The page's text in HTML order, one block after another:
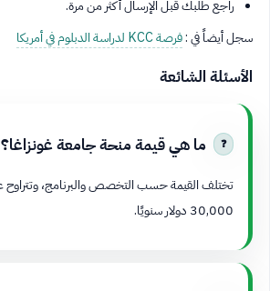
راجع طلبك قبل الإرسال أكثر من مرة.
سجل أيضاً في :فرصة KCC لدراسة الدبلوم في أمريكا
الأسئلة الشائعة
ما هي قيمة منحة جامعة غونزاغا؟
30,000 دولار سنويًا.